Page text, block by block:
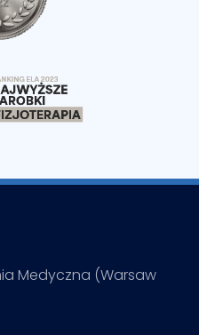
Medyczna (Warsaw